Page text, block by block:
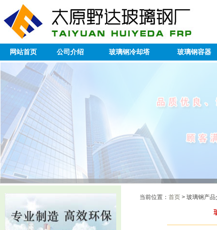
网站首页 公司介绍 玻璃钢冷却塔 玻璃钢容器
当前位置： 首页 > 玻璃钢产品